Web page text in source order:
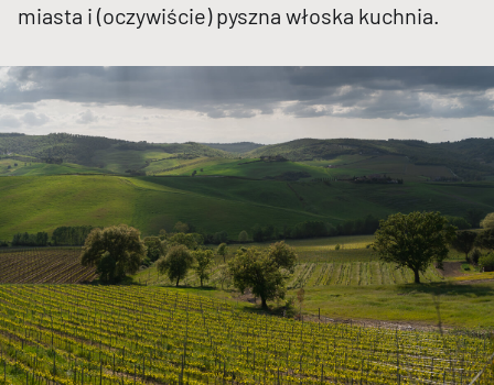
miasta i (oczywiście) pyszna włoska kuchnia.